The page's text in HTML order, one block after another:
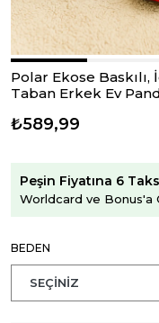
Polar Ekose Baskılı,
Taban Erkek Ev
₺589,99
Peşin Fiyatına 6
Worldcard ve Bonus'a
BEDEN